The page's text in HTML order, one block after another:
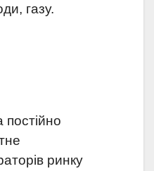
газу.
постійно
ринку